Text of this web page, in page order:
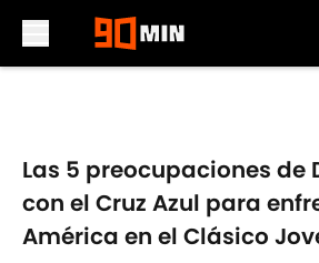
Las 5 preocupaciones de
con el Cruz Azul para
América en el Clásico